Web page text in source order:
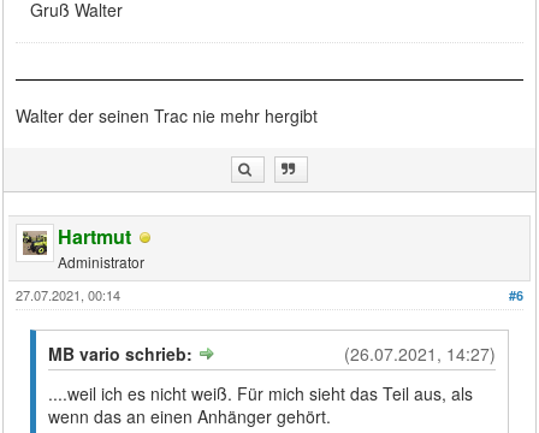
Gruß Walter
Walter der seinen Trac nie mehr hergibt
Hartmut
Administrator
#6
27.07.2021, 00:14
(26.07.2021, 14:27)
MB vario schrieb:
....weil ich es nicht weiß. Für mich sieht das Teil aus, als
wenn das an einen Anhänger gehört.